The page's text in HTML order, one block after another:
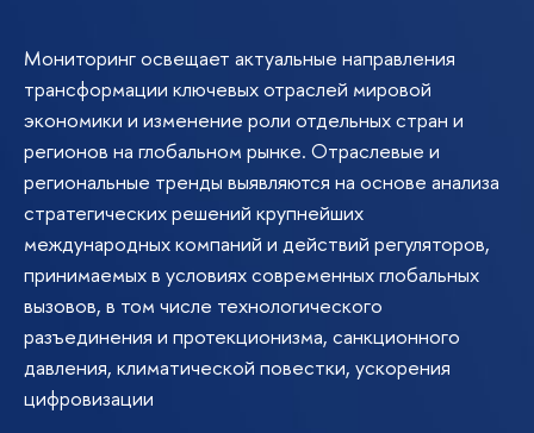
Мониторинг освещает актуальные направления
трансформации ключевых отраслей мировой
экономики и изменение роли отдельных стран и
регионов на глобальном рынке. Отраслевые и
региональные тренды выявляются на основе анализа
стратегических решений крупнейших
международных компаний и действий регуляторов,
принимаемых в условиях современных глобальных
вызовов, в том числе технологического
разъединения и протекционизма, санкционного
давления, климатической повестки, ускорения
цифровизации